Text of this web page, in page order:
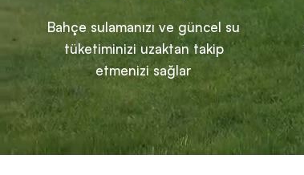
Bahçe sulamanızı ve güncel su
tüketiminizi uzaktan takip
etmenizi sağlar